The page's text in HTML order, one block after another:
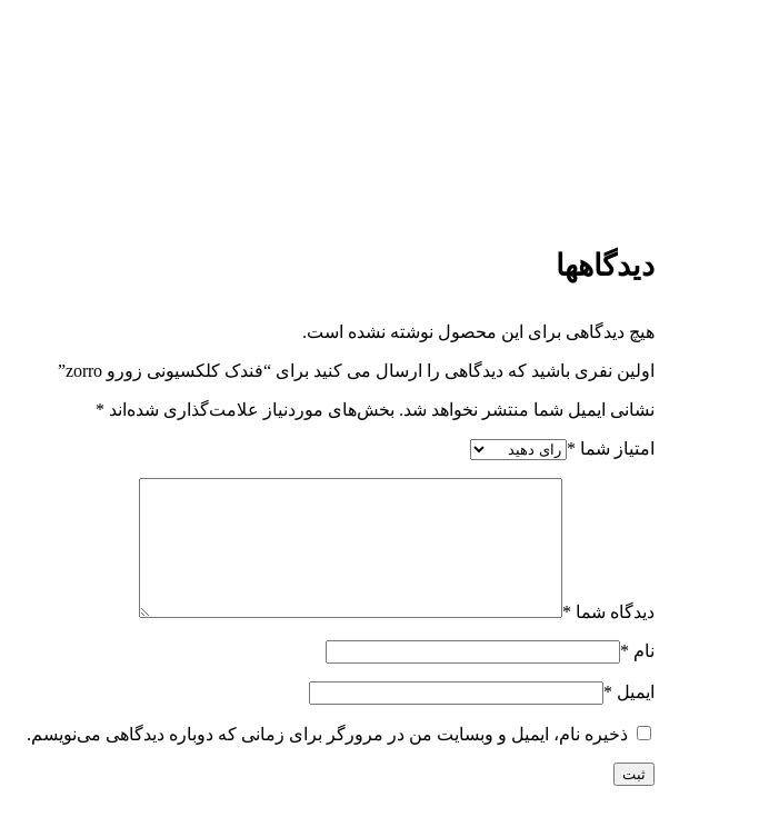
دیدگاهها
هیچ دیدگاهی برای این محصول نوشته نشده است.
اولین نفری باشید که دیدگاهی را ارسال می کنید برای “فندک کلکسیونی زورو zorro”
نشانی ایمیل شما منتشر نخواهد شد. بخش‌های موردنیاز علامت‌گذاری شده‌اند *
امتیاز شما *
دیدگاه شما *
نام *
ایمیل *
ذخیره نام، ایمیل و وبسایت من در مرورگر برای زمانی که دوباره دیدگاهی می‌نویسم.